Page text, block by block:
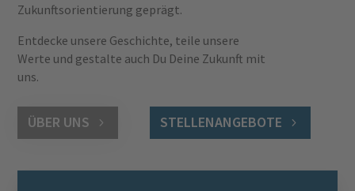
Zukunftsorientierung geprägt.
Entdecke unsere Geschichte, teile unsere
Werte und gestalte auch Du Deine Zukunft mit
uns.
ÜBER UNS STELLENANGEBOTE